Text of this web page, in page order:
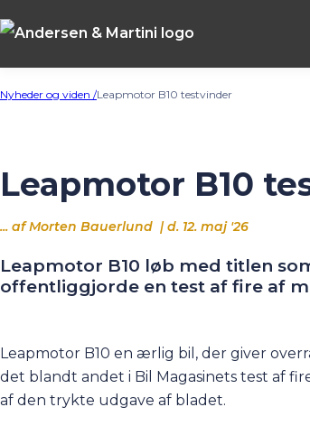
Nyheder og viden /Leapmotor B10 testvinder
Leapmotor B10
... af Morten Bauerlund | d. 12. maj '26
Leapmotor B10 løb med titlen
offentliggjorde en test af fire af
Leapmotor B10 en ærlig bil, der giver
det blandt andet i Bil Magasinets test af
af den trykte udgave af bladet.